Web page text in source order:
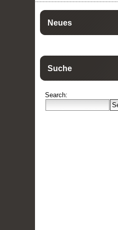
Neues
Suche
Search: